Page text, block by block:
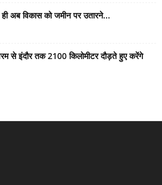
अब विकास को जमीन पर उतारने...
से इंदौर तक 2100 किलोमीटर दौड़ते हुए करेंगे